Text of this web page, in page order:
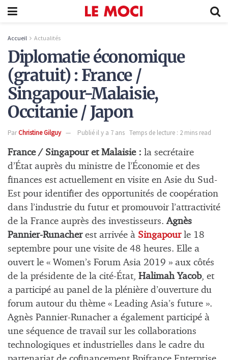
Accueil Actualités
Diplomatie économique
(gratuit) : France /
Singapour-Malaisie,
Occitanie / Japon
ParChristine Gilguy Publié il y a 7 ans Temps de lecture : 2 mins read
France / Singapour et Malaisie : la secrétaire
d’État auprès du ministre de l’Économie et des
finances est actuellement en visite en Asie du Sud-
Est pour identifier des opportunités de coopération
dans l’industrie du futur et promouvoir l’attractivité
de la France auprès des investisseurs.Agnès
Pannier-Runacherest arrivée à Singapourle 18
septembre pour une visite de 48 heures. Elle a
ouvert le « Women’s Forum Asia 2019 » aux côtés
de la présidente de la cité-État, Halimah Yacob, et
a participé au panel de la plénière d’ouverture du
forum autour du thème « Leading Asia’s future ».
Agnès Pannier-Runacher a également participé à
une séquence de travail sur les collaborations
technologiques et industrielles dans le cadre du